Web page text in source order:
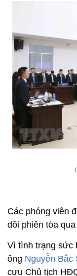
Các phóng viên
dõi phiên tòa
Vì tình trạng sức
ông Nguyễn Bắc
cựu Chủ tịch